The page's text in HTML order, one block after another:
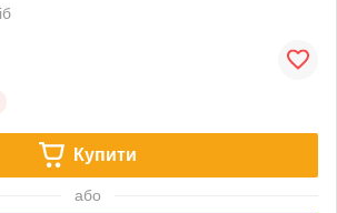
Купити
або